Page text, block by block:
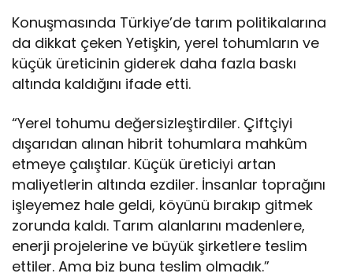
Konuşmasında Türkiye’de tarım politikalarına
da dikkat çeken Yetişkin, yerel tohumların ve
küçük üreticinin giderek daha fazla baskı
altında kaldığını ifade etti.
“Yerel tohumu değersizleştirdiler. Çiftçiyi
dışarıdan alınan hibrit tohumlara mahkûm
etmeye çalıştılar. Küçük üreticiyi artan
maliyetlerin altında ezdiler. İnsanlar toprağını
işleyemez hale geldi, köyünü bırakıp gitmek
zorunda kaldı. Tarım alanlarını madenlere,
enerji projelerine ve büyük şirketlere teslim
ettiler. Ama biz buna teslim olmadık.”